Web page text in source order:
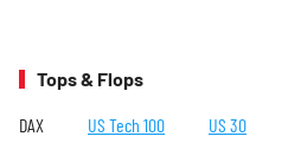
Tops & Flops
DAX US Tech 100 US 30